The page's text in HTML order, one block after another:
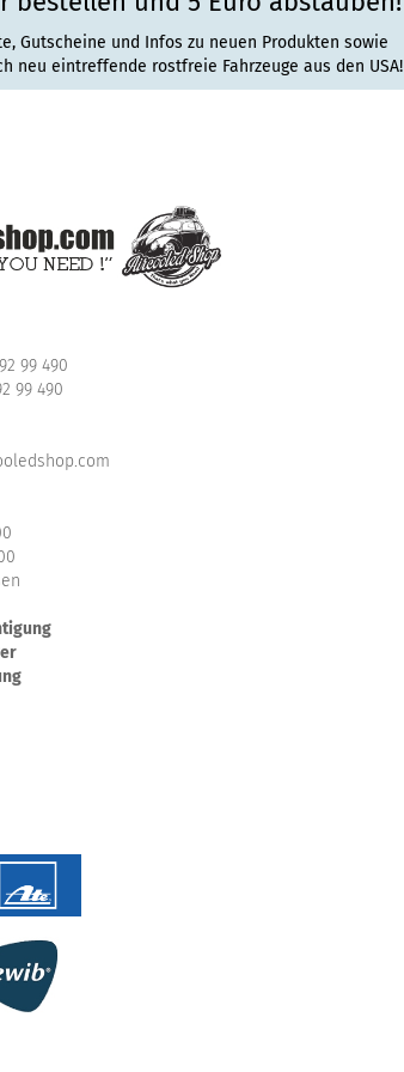
Gutscheine und Infos zu neuen Produkten sowie
neu eintreffende rostfreie Fahrzeuge aus den USA!
99 490
99 490